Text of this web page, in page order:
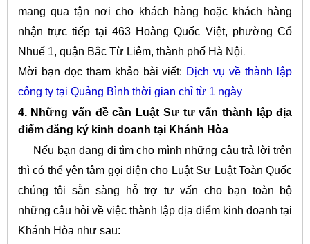
mang qua tận nơi cho khách hàng hoặc khách hàng
nhận trực tiếp tại 463 Hoàng Quốc Việt, phường Cổ
Nhuế 1, quận Bắc Từ Liêm, thành phố Hà Nội.
Mời bạn đọc tham khảo bài viết: Dịch vụ về thành lập
công ty tại Quảng Bình thời gian chỉ từ 1 ngày
4. Những vấn đề cần Luật Sư tư vấn thành lập địa
điểm đăng ký kinh doanh tại Khánh Hòa
Nếu bạn đang đi tìm cho mình những câu trả lời trên
thì có thể yên tâm gọi điện cho Luật Sư Luật Toàn Quốc
chúng tôi sẵn sàng hỗ trợ tư vấn cho bạn toàn bộ
những câu hỏi về việc thành lập địa điểm kinh doanh tại
Khánh Hòa như sau: